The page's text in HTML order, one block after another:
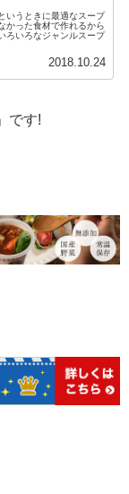
いうときに最適なスープ
かった食材で作れるから
ろいろなジャンルスープ
2018.10.24
です!